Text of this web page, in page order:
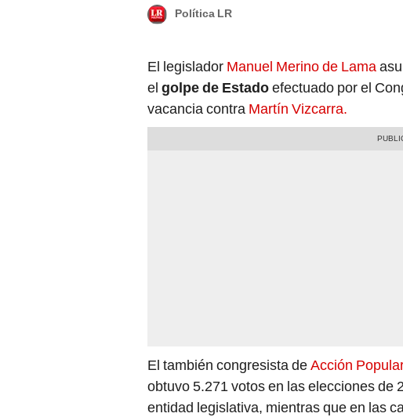
Política LR
El legislador Manuel Merino de Lama
el golpe de Estadoefectuado por el
vacancia contra Martín Vizcarra.
El también congresista deAcción Popular
obtuvo 5.271 votos en las elecciones de
entidad legislativa, mientras que en las